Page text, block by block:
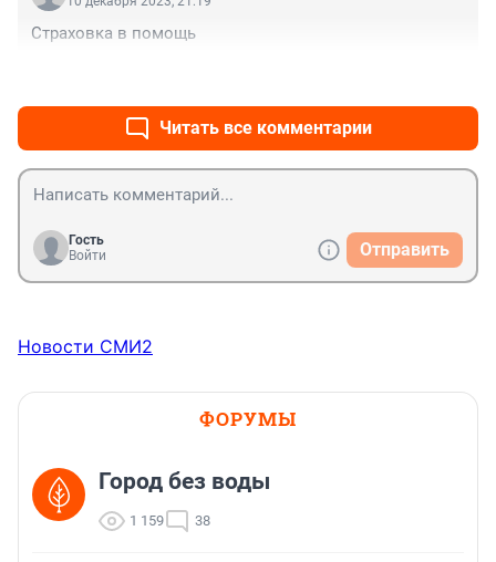
Страховка в помощь
Читать все комментарии
Гость
Войти
Отправить
Новости СМИ2
ФОРУМЫ
Город без воды
1 159 38